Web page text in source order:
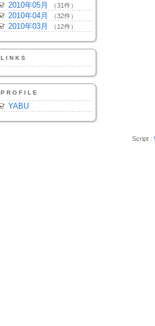
2010年05月 （31件）
2010年04月 （32件）
2010年03月 （12件）
LINKS
PROFILE
YABU
Script :